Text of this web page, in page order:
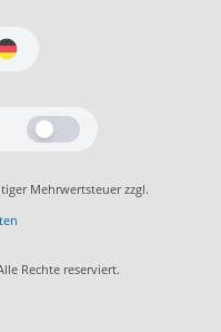
Mehrwertsteuer zzgl.
Rechte reserviert.